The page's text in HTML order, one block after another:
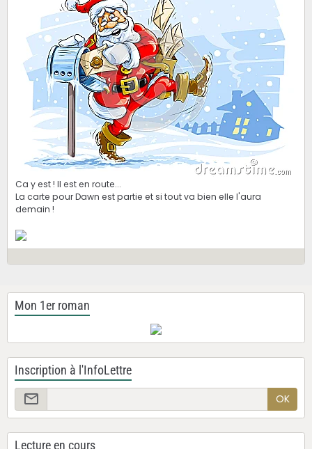
Ca y est ! Il est en route...
La carte pour Dawn est partie et si tout va bien elle l'aura
demain !
Mon 1er roman
Inscription à l'InfoLettre
OK
Lecture en cours